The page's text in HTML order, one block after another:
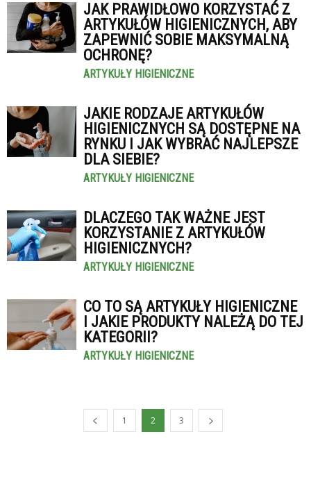
JAK PRAWIDŁOWO KORZYSTAĆ Z
ARTYKUŁÓW HIGIENICZNYCH, ABY
ZAPEWNIĆ SOBIE MAKSYMALNĄ
OCHRONĘ?
ARTYKUŁY HIGIENICZNE
JAKIE RODZAJE ARTYKUŁÓW
HIGIENICZNYCH SĄ DOSTĘPNE NA
RYNKU I JAK WYBRAĆ NAJLEPSZE
DLA SIEBIE?
ARTYKUŁY HIGIENICZNE
DLACZEGO TAK WAŻNE JEST
KORZYSTANIE Z ARTYKUŁÓW
HIGIENICZNYCH?
ARTYKUŁY HIGIENICZNE
CO TO SĄ ARTYKUŁY HIGIENICZNE
I JAKIE PRODUKTY NALEŻĄ DO TEJ
KATEGORII?
ARTYKUŁY HIGIENICZNE
1 2 3